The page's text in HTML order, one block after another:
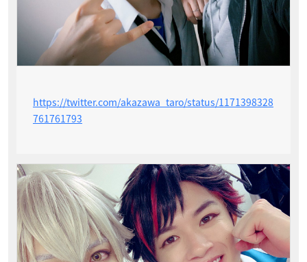
https://twitter.com/akazawa_taro/status/1171398328
761761793